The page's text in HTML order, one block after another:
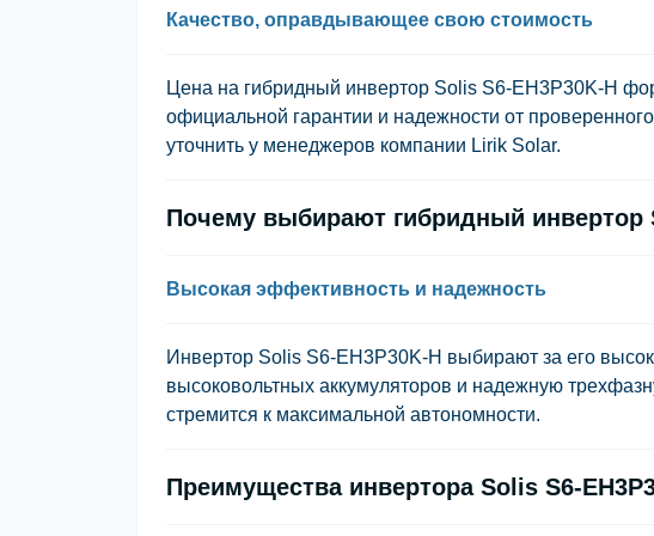
Качество, оправдывающее свою стоимость
Цена на гибридный инвертор Solis S6-EH3P30K-H
официальной гарантии и надежности от
уточнить у менеджеров компании Lirik Solar.
Почему выбирают гибридный инвертор
Высокая эффективность и надежность
Инвертор Solis S6-EH3P30K-H выбирают за его
высоковольтных аккумуляторов и надежную
стремится к максимальной автономности.
Преимущества инвертора Solis S6-